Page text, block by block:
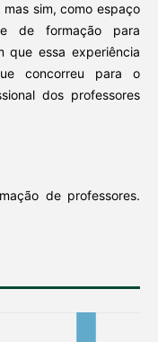
sim, como espaço
de formação para
que essa experiência
concorreu para o
dos professores
de professores.